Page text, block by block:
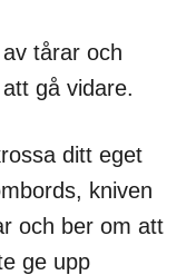
tårar och
gå vidare.
ditt eget
kniven
och ber om att
ge upp